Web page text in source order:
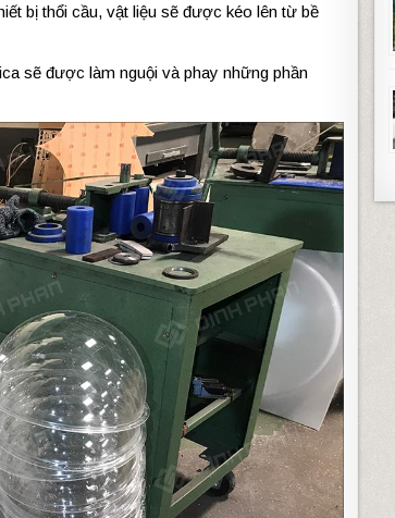
bị thổi cầu, vật liệu sẽ được kéo lên từ bề
sẽ được làm nguội và phay những phần